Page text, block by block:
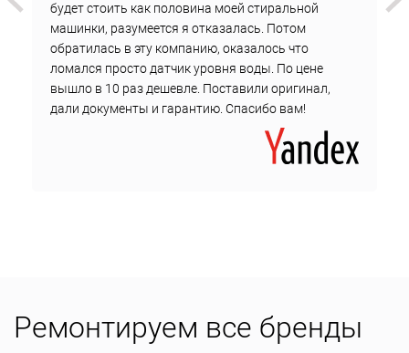
будет стоить как половина моей стиральной
машинки, разумеется я отказалась. Потом
обратилась в эту компанию, оказалось что
ломался просто датчик уровня воды. По цене
вышло в 10 раз дешевле. Поставили оригинал,
дали документы и гарантию. Спасибо вам!
Ремонтируем все бренды